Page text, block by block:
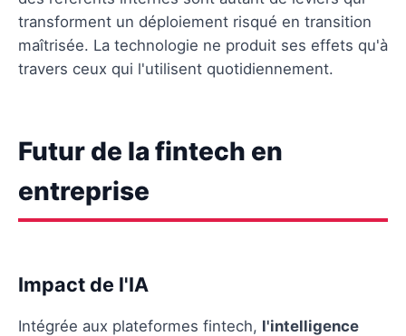
transforment un déploiement risqué en transition
maîtrisée. La technologie ne produit ses effets qu'à
travers ceux qui l'utilisent quotidiennement.
Futur de la fintech en
entreprise
Impact de l'IA
Intégrée aux plateformes fintech, l'intelligence